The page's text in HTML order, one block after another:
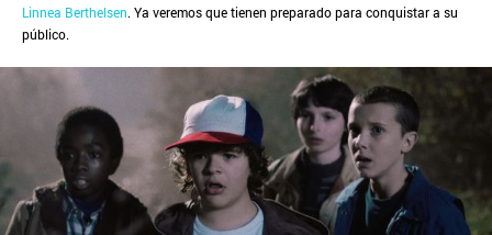
Linnea Berthelsen. Ya veremos que tienen preparado para conquistar a su
público.